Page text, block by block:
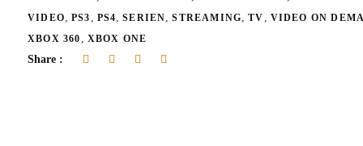
VIDEO, PS3 , PS4,SERIEN,STREAMING,TV , VIDEO ON
XBOX 360 , XBOX ONE
Share :